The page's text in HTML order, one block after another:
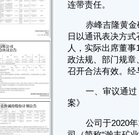
年1月完成非公开发行股份收购吉林瀚丰矿业
丰矿业”）100%股权并募集配套资金项目，募集
已向瀚丰矿业增资2.90亿元用于募投项目建设。
会、监事会审议通过，同意公司使用2.00 亿元的
动资金，截至2022年2月11日，上述临时补充流动
归还至募集资金专用账户。
募投项目建设周期较长，在保证募集资金投资
集资金使用计划正常进行的前提下，结合公司生产
继续使用1.85亿元的闲置募集资金暂时补充流动资
批准之日起不超过12个月，公司将在到期日前归
14票同意（占有效表决票数的100%）、0票反